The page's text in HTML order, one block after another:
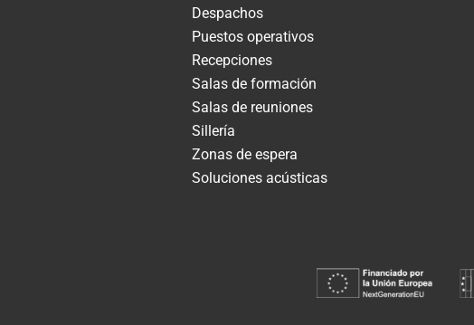
Despachos
Puestos operativos
Recepciones
Salas de formación
Salas de reuniones
Sillería
Zonas de espera
Soluciones acústicas